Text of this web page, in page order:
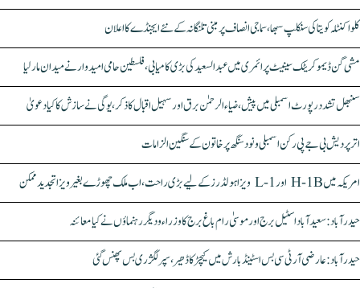
کلواکنٹلہ کویتا کی سنکلپ سبھا، سماجی انصاف پر مبنی تلنگانہ کے نئے ایجنڈے کا اعلان
مشی گن ڈیموکریٹک سینیٹ پرائمری میں عبدالسعید کی بڑی کامیابی، فلسطین حامی امیدوار نے میدان مار لیا
سنبھل تشدد رپورٹ اسمبلی میں پیش، ضیاء الرحمٰن برق اور سہیل اقبال کا ذکر، یوگی نے سازش کا کیا دعویٰ
اتر پردیش بی جے پی رکن اسمبلی ونود سنگھ پر خاتون کے سنگین الزامات
امریکہ میں H-1B اور L-1 ویزا ہولڈرز کے لیے بڑی راحت، اب ملک چھوڑے بغیر ویزا تجدید ممکن
حیدرآباد: سعیدآباد اسٹیل برج اور موسیٰ رام باغ برج کا وزراء و دیگر رہنماؤں نے کیا معائنہ
حیدرآباد: عارضی آر ٹی سی بس اسٹینڈ بارش میں کیچڑ کا ڈھیر، سپر لگژری بس پھنس گئی